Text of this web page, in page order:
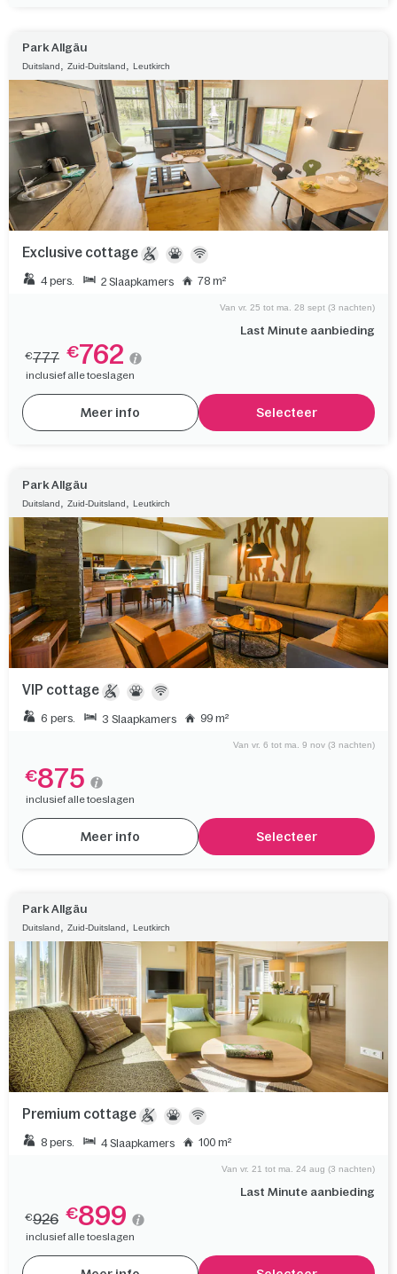
Park Allgäu
Duitsland Zuid-Duitsland Leutkirch
Exclusive cottage
4 pers. 2 Slaapkamers 78 m²
Last Minute aanbieding
Van vr. 25 tot ma. 28 sept (3 nachten)
€777 €762
inclusief alle toeslagen
Meer info Selecteer
Park Allgäu
Duitsland Zuid-Duitsland Leutkirch
VIP cottage
6 pers. 3 Slaapkamers 99 m²
Van vr. 6 tot ma. 9 nov (3 nachten)
€875
inclusief alle toeslagen
Meer info Selecteer
Park Allgäu
Duitsland, Zuid-Duitsland, Leutkirch
Premium cottage
8 pers. 4 Slaapkamers 100 m²
Last Minute aanbieding
Van vr. 21 tot ma. 24 aug (3 nachten)
€926 €899
inclusief alle toeslagen